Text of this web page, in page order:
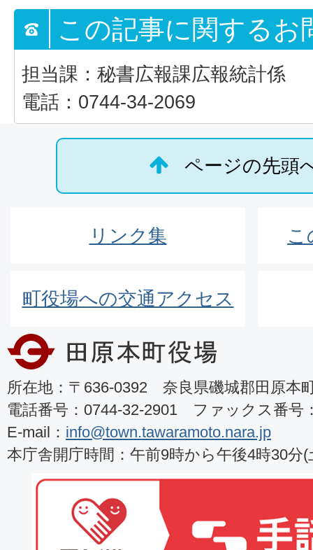
この記事に関するお
担当課：秘書広報課広報統計係
電話：0744-34-2069
ページの先頭
リンク集 こ
町役場への交通アクセス
所在地：〒636-0392 奈良県磯城郡田原本
電話番号：0744-32-2901 ファックス番号
E-mail： info@town.tawaramoto.nara.jp
本庁舎開庁時間：午前9時から午後4時30分